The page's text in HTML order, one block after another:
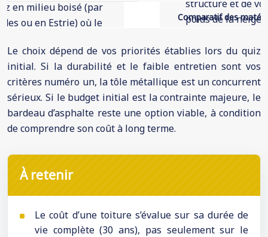
Comparatif des
Le choix dépend de vos priorités établies lors du quiz
initial. Si la durabilité et le faible entretien sont vos
critères numéro un, la tôle métallique est un concurrent
sérieux. Si le budget initial est la contrainte majeure, le
bardeau d’asphalte reste une option viable, à condition
de comprendre son coût à long terme.
À retenir
Le coût d’une toiture s’évalue sur sa durée de
vie complète (30 ans), pas seulement sur le